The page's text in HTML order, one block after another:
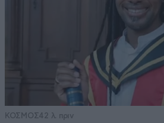
ΚΟΣΜΟΣ42 λ. πριν